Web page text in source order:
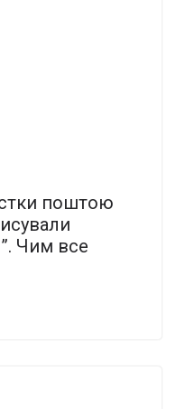
поштою
Чим все